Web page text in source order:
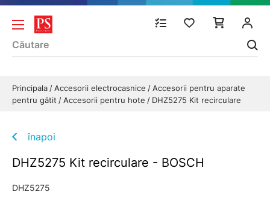
Principala Accesorii electrocasnice
Accesorii pentru aparate
pentru gătit
Accesorii pentru hote DHZ5275 Kit recirculare
înapoi
DHZ5275 Kit recirculare - BOSCH
DHZ5275